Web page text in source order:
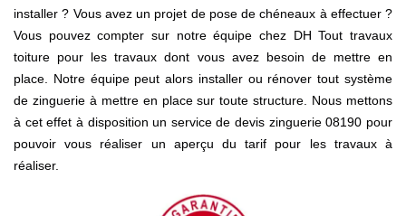
installer ? Vous avez un projet de pose de chéneaux à effectuer ?
Vous pouvez compter sur notre équipe chez DH Tout travaux
toiture pour les travaux dont vous avez besoin de mettre en
place. Notre équipe peut alors installer ou rénover tout système
de zinguerie à mettre en place sur toute structure. Nous mettons
à cet effet à disposition un service de devis zinguerie 08190 pour
pouvoir vous réaliser un aperçu du tarif pour les travaux à
réaliser.